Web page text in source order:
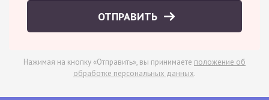
ОТПРАВИТЬ
Нажимая на кнопку «Отправить», вы принимаете положение об
обработке персональных данных.